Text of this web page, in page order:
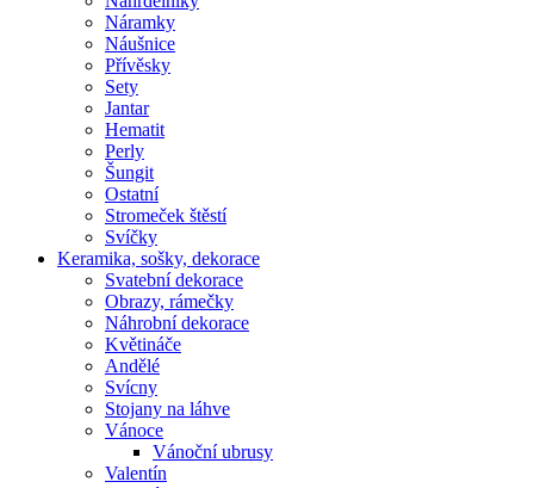
Náramky
Náušnice
Přívěsky
Sety
Jantar
Hematit
Perly
Šungit
Ostatní
Stromeček štěstí
Svíčky
Keramika, sošky, dekorace
Svatební dekorace
Obrazy, rámečky
Náhrobní dekorace
Květináče
Andělé
Svícny
Stojany na láhve
Vánoce
Vánoční ubrusy
Valentín